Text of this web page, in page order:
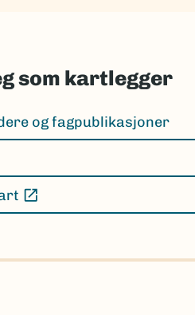
som kartlegger
og fagpublikasjoner